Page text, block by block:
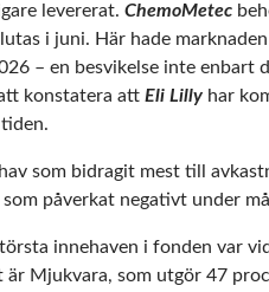
levererat. ChemoMetec
i juni. Här hade
– en besvikelse inte
konstatera att Eli Lilly har
som bidragit mest till
som påverkat negativt under
innehaven i fonden var
är Mjukvara, som utgör 47